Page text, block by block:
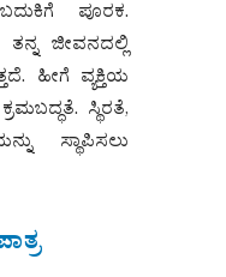
ಪೂರಕ.
ತನ್ನ ಜೀವನದಲ್ಲಿ
ಹೀಗೆ ವ್ಯಕ್ತಿಯ
ಸ್ಥಿರತೆ,
ಸ್ಥಾಪಿಸಲು